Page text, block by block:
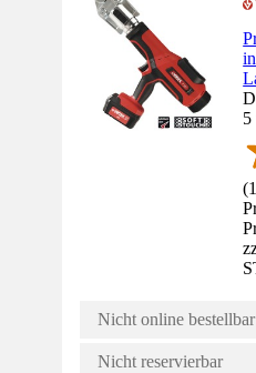
5
(
Nicht online bestellbar
Nicht reservierbar